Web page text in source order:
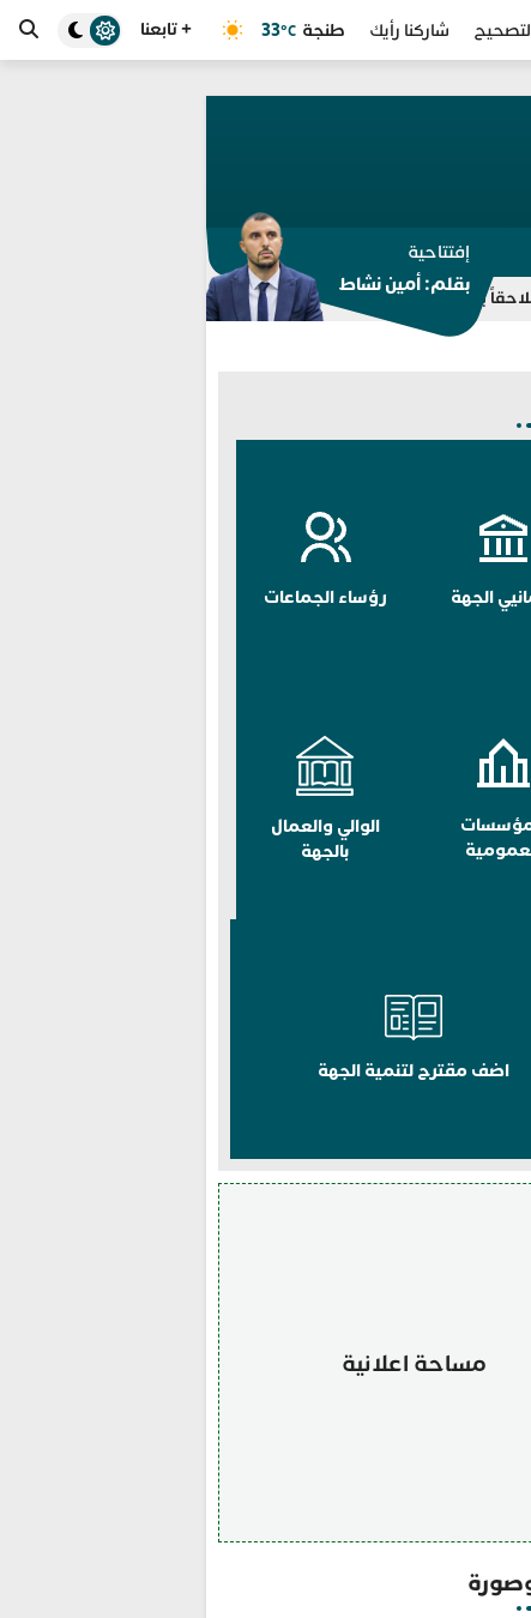
شاركنا رأيك طنجة 33 °C + تابعنا
برشلونة يلغي ودية اتحاد طنجة.. في قضايا مخدرات واحتجاز
إفتتاحية
بقلم: أمين نشاط
الجهة رؤساء الجماعات
الوالي والعمال
بالجهة
اضف مقترح لتنمية الجهة
مساحة اعلانية